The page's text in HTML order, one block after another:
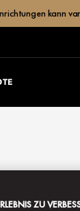
kann
ZU